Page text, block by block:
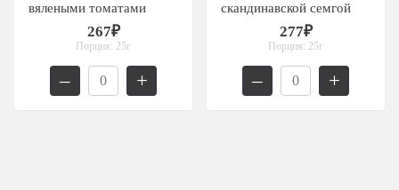
Королев
Люберцы
Мытищи
Одинцово
вялеными томатами
267₽
Порция: 25г
– +
скандинавской семгой
277₽
Порция: 25г
– +